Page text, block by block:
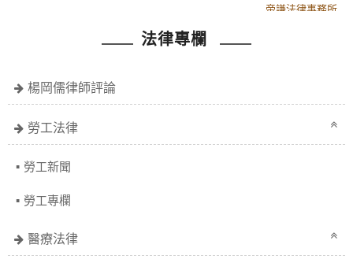
法律專欄
楊岡儒律師評論
勞工法律
勞工新聞
勞工專欄
醫療法律